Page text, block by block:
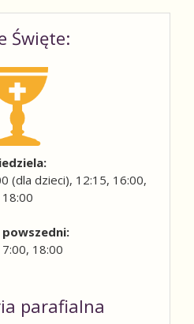
Święte:
(dla dzieci), 12:15, 16:00,
18:00
powszedni:
18:00
parafialna